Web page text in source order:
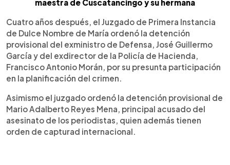
maestra de Cuscatancingo y su hermana
Cuatro años después, el Juzgado de Primera Instancia
de Dulce Nombre de María ordenó la detención
provisional del exministro de Defensa, José Guillermo
García y del exdirector de la Policía de Hacienda,
Francisco Antonio Morán, por su presunta participación
en la planificación del crimen.
Asimismo el juzgado ordenó la detención provisional de
Mario Adalberto Reyes Mena, principal acusado del
asesinato de los periodistas, quien además tienen
orden de capturad internacional.